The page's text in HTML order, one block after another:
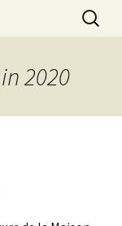
–
Trolimon –
2020